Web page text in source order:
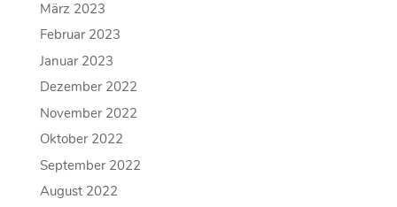
März 2023
Februar 2023
Januar 2023
Dezember 2022
November 2022
Oktober 2022
September 2022
August 2022